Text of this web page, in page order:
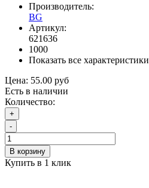
Производитель:
BG
Артикул:
621636
1000
Показать все характеристики
Цена: 55.00 руб
Есть в наличии
Количество:
+
-
В корзину
Купить в 1 клик